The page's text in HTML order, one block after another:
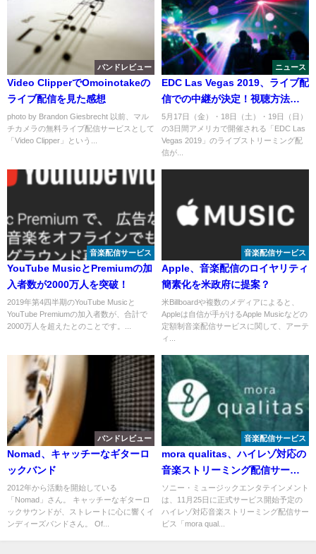
バンドレビュー
Video ClipperでOmoinotakeの
ライブ配信を見た感想
photo by Brandon Giesbrecht 以前、マル
チカメラの無料ライブ配信サービスとして
「Video Clipper」という...
ニュース
EDC Las Vegas 2019、ライブ配
信での中継が決定！視聴方法
は？
5月17日（金）・18日（土）・19日（日）
の3日間アメリカで開催される「EDC Las
Vegas 2019」のライブストリーミング配
信が...
音楽配信サービス
YouTube MusicとPremiumの加
入者数が2000万人を突破！
2019年第4四半期のYouTube Musicと
YouTube Premiumの加入者数が、合計で
2000万人を超えたとのことです。...
音楽配信サービス
Apple、音楽配信のロイヤリティ
簡素化を米政府に提案？
米Billboardや複数のメディアによると、
Appleは自信が手がけるApple Musicなどの
定額制音楽配信サービスに関して、アーテ
ィ...
バンドレビュー
Nomad、キャッチーなギターロ
ックバンド
2012年から活動を開始している
「Nomad」さん。 キャッチーなギターロ
ックサウンドが、ストレートに心に響くイ
ンディーズバンドさん。 Of...
音楽配信サービス
mora qualitas、ハイレゾ対応の
音楽ストリーミング配信サービ
スが無料先行体験開始
ソニー・ミュージックエンタテインメント
は、11月25日に正式サービス開始予定の
ハイレゾ対応音楽ストリーミング配信サー
ビス「mora qual...